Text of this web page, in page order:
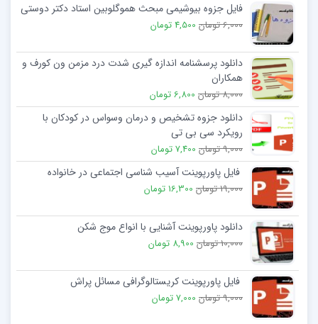
فایل جزوه بیوشیمی مبحث هموگلوبین استاد دکتر دوستی
6,000 تومان 4,500 تومان
دانلود پرسشنامه اندازه گیری شدت درد مزمن ون کورف و
همکاران
8,000 تومان 6,800 تومان
دانلود جزوه تشخیص و درمان وسواس در کودکان با
رویکرد سی بی تی
9,000 تومان 7,400 تومان
فایل پاورپوینت آسیب شناسی اجتماعی در خانواده
19,000 تومان 16,300 تومان
دانلود پاورپوینت آشنایی با انواع موج شکن
10,000 تومان 8,900 تومان
فایل پاورپوینت کریستالوگرافی مسائل پراش
9,000 تومان 7,000 تومان